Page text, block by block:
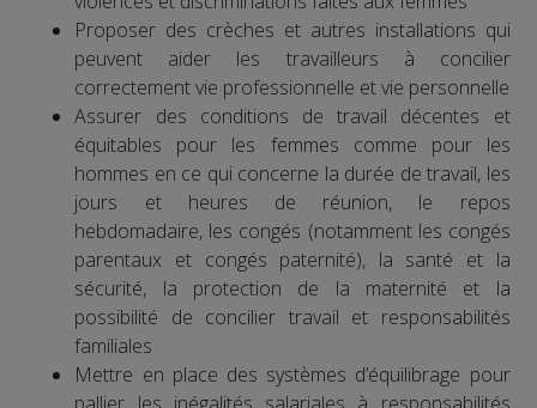
Proposer des crèches et autres installations qui
peuvent aider les travailleurs à concilier
correctement vie professionnelle et vie personnelle
Assurer des conditions de travail décentes et
équitables pour les femmes comme pour les
hommes en ce qui concerne la durée de travail, les
jours et heures de réunion, le repos
hebdomadaire, les congés (notamment les congés
parentaux et congés paternité), la santé et la
sécurité, la protection de la maternité et la
possibilité de concilier travail et responsabilités
familiales
Mettre en place des systèmes d’équilibrage pour